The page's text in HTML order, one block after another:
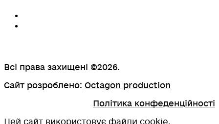
Всі права захищені ©2026.
Сайт розроблено: Octagon production
Політика конфеденційності
Цей сайт використовує файли cookie.